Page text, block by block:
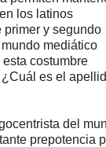
los latinos
primer y segundo
mediático
costumbre
¿Cuál es el
del
prepotencia